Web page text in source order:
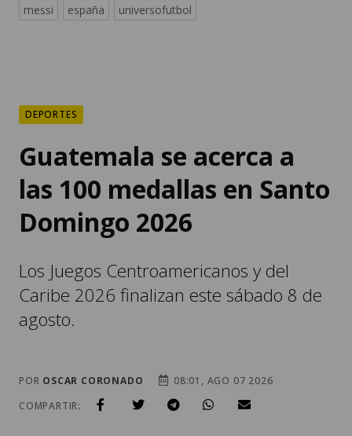
messi
españa universofutbol
DEPORTES
Guatemala se acerca a
las 100 medallas en Santo
Domingo 2026
Los Juegos Centroamericanos y del
Caribe 2026 finalizan este sábado 8 de
agosto.
POR OSCAR CORONADO
08:01, AGO 07 2026
COMPARTIR: